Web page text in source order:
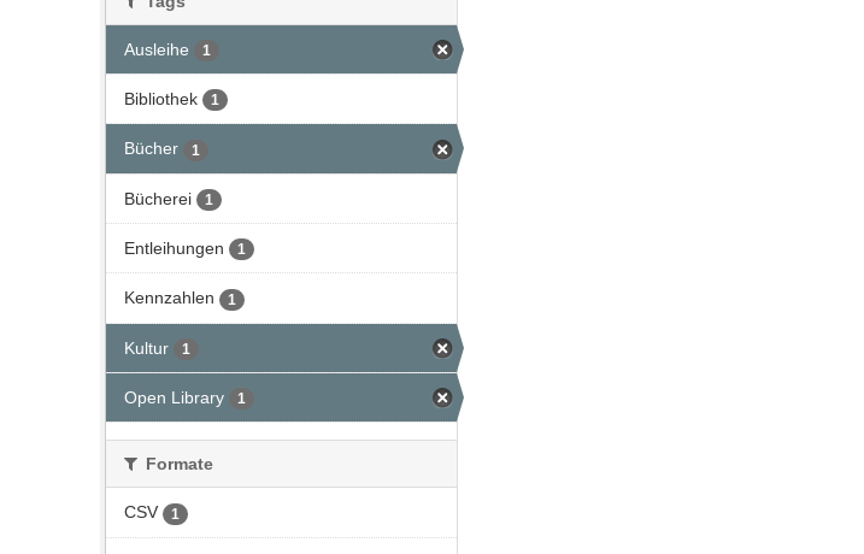
Ausleihe 1
Bibliothek 1
Bücher 1
Bücherei 1
Entleihungen 1
Kennzahlen 1
Kultur 1
Open Library 1
Formate
CSV 1